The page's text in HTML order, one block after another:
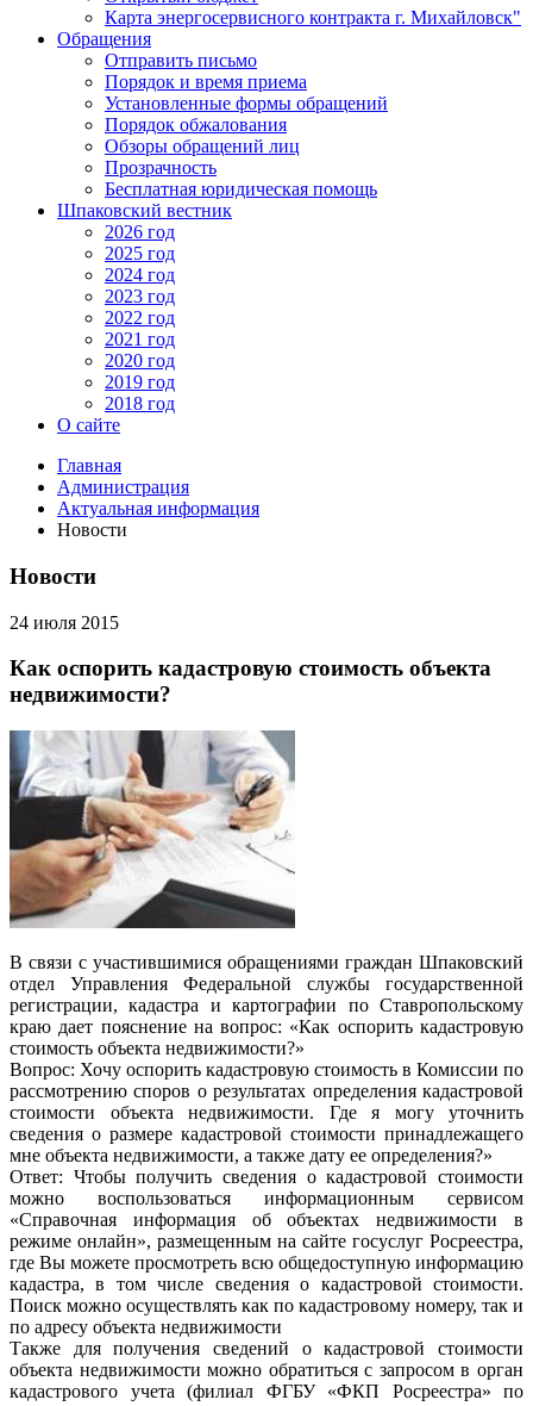
Карта энергосервисного контракта г. Михайловск"
Обращения
Отправить письмо
Порядок и время приема
Установленные формы обращений
Порядок обжалования
Обзоры обращений лиц
Прозрачность
Бесплатная юридическая помощь
Шпаковский вестник
2026 год
2025 год
2024 год
2023 год
2022 год
2021 год
2020 год
2019 год
2018 год
О сайте
Главная
Администрация
Актуальная информация
Новости
Новости
24 июля 2015
Как оспорить кадастровую стоимость объекта
недвижимости?
В связи с участившимися обращениями граждан Шпаковский
отдел Управления Федеральной службы государственной
регистрации, кадастра и картографии по Ставропольскому
краю дает пояснение на вопрос: «Как оспорить кадастровую
стоимость объекта недвижимости?»
Вопрос: Хочу оспорить кадастровую стоимость в Комиссии по
рассмотрению споров о результатах определения кадастровой
стоимости объекта недвижимости. Где я могу уточнить
сведения о размере кадастровой стоимости принадлежащего
мне объекта недвижимости, а также дату ее определения?»
Ответ: Чтобы получить сведения о кадастровой стоимости
можно воспользоваться информационным сервисом
«Справочная информация об объектах недвижимости в
режиме онлайн», размещенным на сайте госуслуг Росреестра,
где Вы можете просмотреть всю общедоступную информацию
кадастра, в том числе сведения о кадастровой стоимости.
Поиск можно осуществлять как по кадастровому номеру, так и
по адресу объекта недвижимости
Также для получения сведений о кадастровой стоимости
объекта недвижимости можно обратиться с запросом в орган
кадастрового учета (филиал ФГБУ «ФКП Росреестра» по